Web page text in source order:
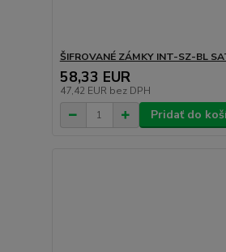
ŠIFROVANÉ ZÁMKY INT-SZ-BL
58,33 EUR
47,42 EUR bez DPH
Pridať do